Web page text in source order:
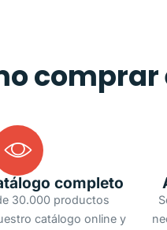
completo
30.000 productos
catálogo online y